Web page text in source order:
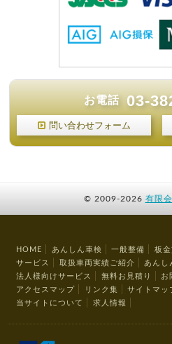
お電話 03-
問い合わせフォーム
© 2009-2026 有限
HOME あんしん車検 一般整備 板金
サービス
取扱車両実績ご紹介 あんし
法人様向けサービス
無料お見積り お
アクセスマップ
リンク集 サイトマッ
当サイトについて
求人情報